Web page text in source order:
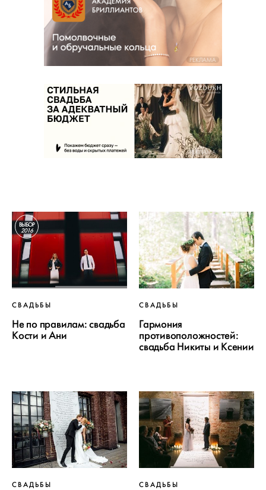
РЕКЛАМА
РЕКЛАМА
ВЫБОР
2016
СВАДЬБЫ
Не по правилам: свадьба
Кости и Ани
СВАДЬБЫ
Гармония
противоположностей:
свадьба Никиты и Ксении
СВАДЬБЫ СВАДЬБЫ